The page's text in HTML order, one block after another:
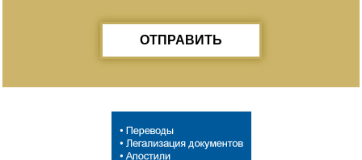
ОТПРАВИТЬ